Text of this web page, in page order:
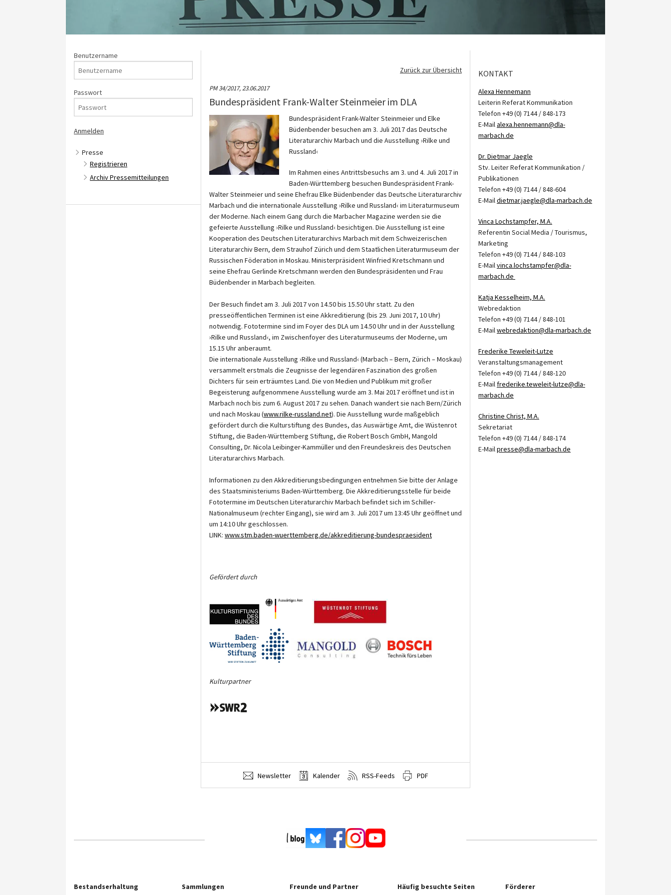
Benutzername
Passwort
Presse
Registrieren
Archiv Pressemitteilungen
Zurück zur Übersicht
PM 34/2017,23.06.2017
Bundespräsident Frank-Walter Steinmeier im DLA
Bundespräsident Frank-Walter Steinmeier und Elke
Büdenbender besuchen am 3. Juli 2017 das Deutsche
Literaturarchiv Marbach und die Ausstellung ›Rilke und
Russland‹
Im Rahmen eines Antrittsbesuchs am 3. und 4. Juli 2017 in
Baden-Württemberg besuchen Bundespräsident Frank-
Walter Steinmeier und seine Ehefrau Elke Büdenbender das Deutsche Literaturarchiv
Marbach und die internationale Ausstellung ›Rilke und Russland‹ im Literaturmuseum
der Moderne. Nach einem Gang durch die Marbacher Magazine werden sie die
gefeierte Ausstellung ›Rilke und Russland‹ besichtigen. Die Ausstellung ist eine
Kooperation des Deutschen Literaturarchivs Marbach mit dem Schweizerischen
Literaturarchiv Bern, dem Strauhof Zürich und dem Staatlichen Literaturmuseum der
Russischen Föderation in Moskau. Ministerpräsident Winfried Kretschmann und
seine Ehefrau Gerlinde Kretschmann werden den Bundespräsidenten und Frau
Büdenbender in Marbach begleiten.
Der Besuch findet am 3. Juli 2017 von 14.50 bis 15.50 Uhr statt. Zu den
presseöffentlichen Terminen ist eine Akkreditierung (bis 29. Juni 2017, 10 Uhr)
notwendig. Fototermine sind im Foyer des DLA um 14.50 Uhr und in der Ausstellung
›Rilke und Russland‹, im Zwischenfoyer des Literaturmuseums der Moderne, um
15.15 Uhr anberaumt.
Die internationale Ausstellung ›Rilke und Russland‹ (Marbach – Bern, Zürich – Moskau)
versammelt erstmals die Zeugnisse der legendären Faszination des großen
Dichters für sein erträumtes Land. Die von Medien und Publikum mit großer
Begeisterung aufgenommene Ausstellung wurde am 3. Mai 2017 eröffnet und ist in
Marbach noch bis zum 6. August 2017 zu sehen. Danach wandert sie nach Bern/Zürich
und nach Moskau (www.rilke-russland.net). Die Ausstellung wurde maßgeblich
gefördert durch die Kulturstiftung des Bundes, das Auswärtige Amt, die Wüstenrot
Stiftung, die Baden-Württemberg Stiftung, die Robert Bosch GmbH, Mangold
Consulting, Dr. Nicola Leibinger-Kammüller und den Freundeskreis des Deutschen
Literaturarchivs Marbach.
Informationen zu den Akkreditierungsbedingungen entnehmen Sie bitte der Anlage
des Staatsministeriums Baden-Württemberg. Die Akkreditierungsstelle für beide
Fototermine im Deutschen Literaturarchiv Marbach befindet sich im Schiller-
Nationalmuseum (rechter Eingang), sie wird am 3. Juli 2017 um 13:45 Uhr geöffnet und
um 14:10 Uhr geschlossen.
LINK: www.stm.baden-wuerttemberg.de/akkreditierung-bundespraesident
Gefördert durch
Kulturpartner
Newsletter Kalender RSS-Feeds PDF
KONTAKT
Alexa Hennemann
Leiterin Referat Kommunikation
Telefon +49 (0) 7144 / 848-173
E-Mailalexa.hennemann@dla-
marbach.de
Dr. Dietmar Jaegle
Stv. Leiter Referat Kommunikation /
Publikationen
Telefon +49 (0) 7144 / 848-604
E-Maildietmar.jaegle@dla-marbach.de
Vinca Lochstampfer, M.A.
Referentin Social Media / Tourismus,
Marketing
Telefon +49 (0) 7144 / 848-103
E-Mailvinca.lochstampfer@dla-
marbach.de
Katja Kesselheim, M.A.
Webredaktion
Telefon +49 (0) 7144 / 848-101
E-Mailwebredaktion@dla-marbach.de
Frederike Teweleit-Lutze
Veranstaltungsmanagement
Telefon +49 (0) 7144 / 848-120
E-Mailfrederike.teweleit-lutze@dla-
marbach.de
Christine Christ, M.A.
Sekretariat
Telefon +49 (0) 7144 / 848-174
E-Mailpresse@dla-marbach.de
Bestandserhaltung Sammlungen Freunde und Partner Häufig besuchte Seiten Förderer